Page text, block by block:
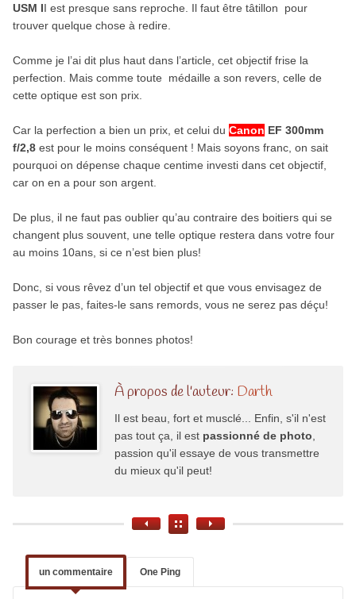
USM II est presque sans reproche. Il faut être tâtillon pour
trouver quelque chose à redire.
Comme je l’ai dit plus haut dans l’article, cet objectif frise la
perfection. Mais comme toute médaille a son revers, celle de
cette optique est son prix.
Car la perfection a bien un prix, et celui du Canon EF 300mm
f/2,8est pour le moins conséquent ! Mais soyons franc, on sait
pourquoi on dépense chaque centime investi dans cet objectif,
car on en a pour son argent.
De plus, il ne faut pas oublier qu’au contraire des boitiers qui se
changent plus souvent, une telle optique restera dans votre four
au moins 10ans, si ce n’est bien plus!
Donc, si vous rêvez d’un tel objectif et que vous envisagez de
passer le pas, faites-le sans remords, vous ne serez pas déçu!
Bon courage et très bonnes photos!
À propos de l'auteur: Darth
Il est beau, fort et musclé... Enfin, s'il n'est
pas tout ça, il est passionné de photo
passion qu'il essaye de vous transmettre
du mieux qu'il peut!
un commentaire One Ping